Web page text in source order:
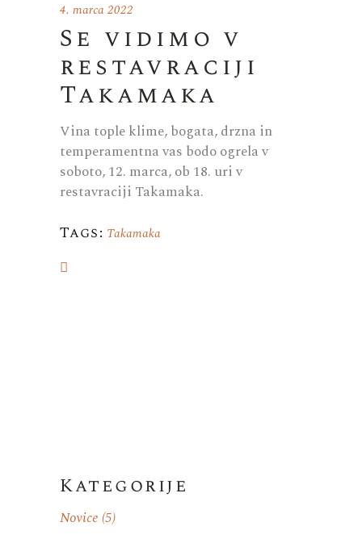
4. marca 2022
Se vidimo v
restavraciji
Takamaka
Vina tople klime, bogata, drzna in
temperamentna vas bodo ogrela v
soboto, 12. marca, ob 18. uri v
restavraciji Takamaka.
Tags: Takamaka
Kategorije
Novice (5)